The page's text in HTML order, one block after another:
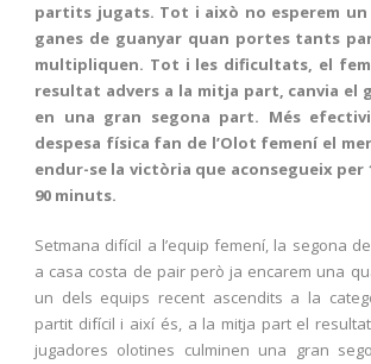
partits jugats. Tot i això no esperem
ganes de guanyar quan portes tants
multipliquen. Tot i les dificultats, el
resultat advers a la mitja part, canvia el
en una gran segona part. Més
despesa física fan de l’Olot femení el
endur-se la victòria que aconsegueix per
90 minuts.
Setmana difícil a l’equip femení, la segona
a casa costa de pair però ja encarem una
un dels equips recent ascendits a la
partit difícil i així és, a la mitja part el
jugadores olotines culminen una gran